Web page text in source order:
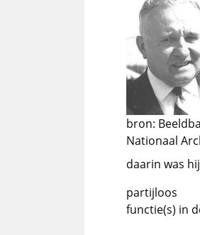
bron:
Nationaal
daarin was
partijloos
functie(s) in